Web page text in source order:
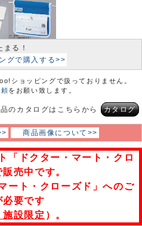
る！
グで購入する>>
ショッピングで扱っておりません。
をお願い致します。
のカタログはこちらから カタログ
商品画像について>>
「ドクター・マート・クロ
売中です。
ート・クローズド」へのご
必要です
設限定 ）。